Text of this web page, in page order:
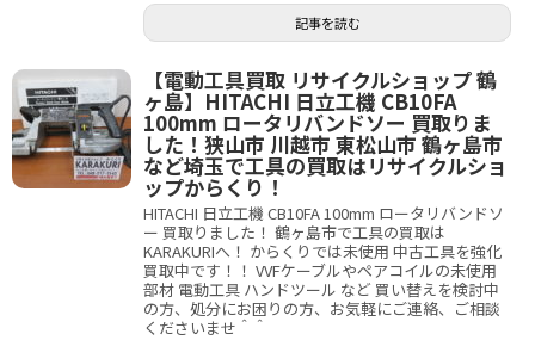
記事を読む
【電動工具買取 リサイクルショップ 鶴
ヶ島】HITACHI 日立工機 CB10FA
100mm ロータリバンドソー 買取りま
した！狭山市 川越市 東松山市 鶴ヶ島市
など埼玉で工具の買取はリサイクルショ
ップからくり！
HITACHI 日立工機 CB10FA 100mm ロータリバンドソ
ー 買取りました！ 鶴ヶ島市で工具の買取は
KARAKURIへ！ からくりでは未使用 中古工具を強化
買取中です！！ VVFケーブルやペアコイルの未使用
部材 電動工具 ハンドツール など 買い替えを検討中
の方、処分にお困りの方、お気軽にご連絡、ご相談
くださいませ＾＾